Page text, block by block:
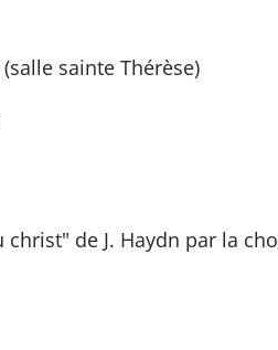
sainte Thérèse)
christ" de J. Haydn par la